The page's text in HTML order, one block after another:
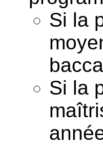
Si la
Si la